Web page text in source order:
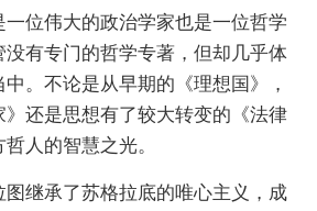
一位伟大的政治学家也是一位哲学
没有专门的哲学专著，但却几乎体
。不论是从早期的《理想国》，
还是思想有了较大转变的《法律
人的智慧之光。
图继承了苏格拉底的唯心主义，成